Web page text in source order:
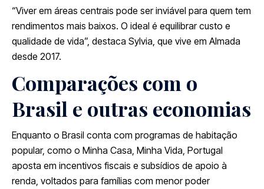
“Viver em áreas centrais pode ser inviável para quem tem
rendimentos mais baixos. O ideal é equilibrar custo e
qualidade de vida”, destaca Sylvia, que vive em Almada
desde 2017.
Comparações com o
Brasil e outras economias
Enquanto o Brasil conta com programas de habitação
popular, como o Minha Casa, Minha Vida, Portugal
aposta em incentivos fiscais e subsídios de apoio à
renda, voltados para famílias com menor poder